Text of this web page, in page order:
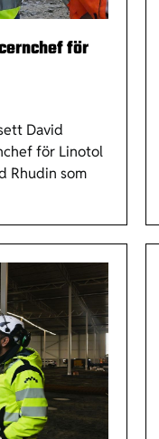
för
David
för Linotol
Rhudin som